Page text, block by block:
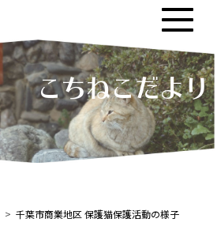
こちねこだより
千葉市商業地区 保護猫保護活動の様子